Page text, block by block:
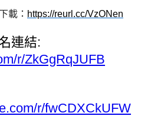
載： https://reurl.cc/VzONen
連結:
r/ZkGgRqJUFB
r/fwCDXCkUFW